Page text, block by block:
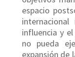
espacio
influencia y
no pueda
expansión de